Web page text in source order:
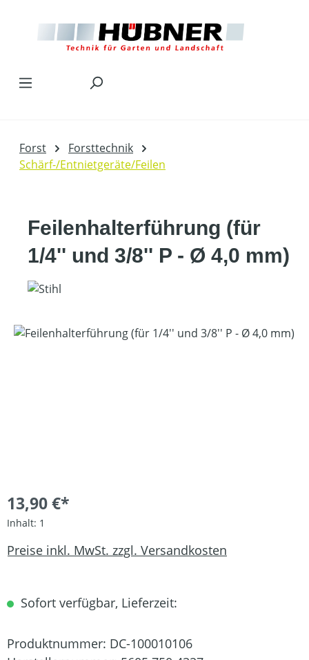
Forst
Forsttechnik
Schärf-/Entnietgeräte/Feilen
Feilenhalterführung (für
1/4'' und 3/8'' P - Ø 4,0 mm)
Bildergalerie überspringen
13,90 €*
Inhalt: 1
Preise inkl. MwSt. zzgl. Versandkosten
Sofort verfügbar, Lieferzeit:
Produktnummer: DC-100010106